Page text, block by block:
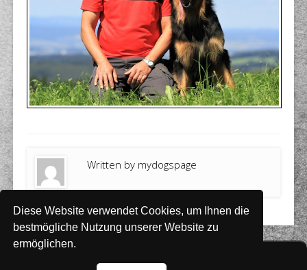
Written by mydogspage
Diese Website verwendet Cookies, um Ihnen die
bestmögliche Nutzung unserer Website zu
ermöglichen.